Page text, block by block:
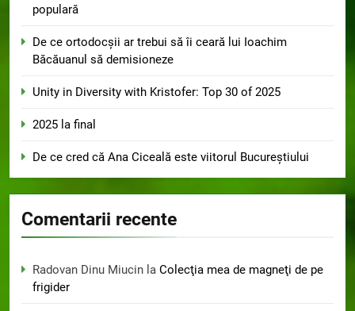
populară
De ce ortodocșii ar trebui să îi ceară lui Ioachim
Băcăuanul să demisioneze
Unity in Diversity with Kristofer: Top 30 of 2025
2025 la final
De ce cred că Ana Ciceală este viitorul Bucureștiului
Comentarii recente
Radovan Dinu Miucin la Colecţia mea de magneţi de pe
frigider